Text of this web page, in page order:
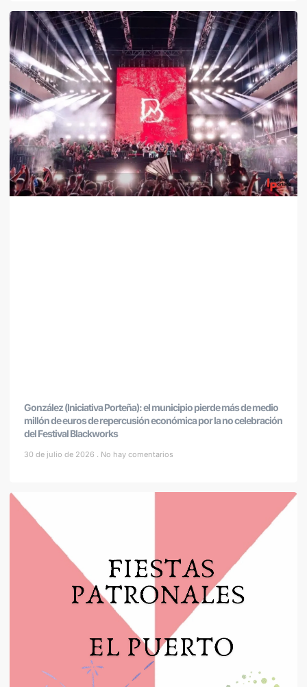
González (Iniciativa Porteña): el municipio pierde más de medio
millón de euros de repercusión económica por la no celebración
del Festival Blackworks
30 de julio de 2026 No hay comentarios